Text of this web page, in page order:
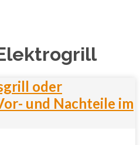
oder
und Nachteile im